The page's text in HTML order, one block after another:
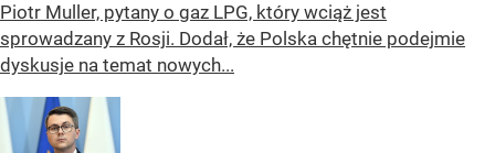
Piotr Muller, pytany o gaz LPG, który wciąż jest
sprowadzany z Rosji. Dodał, że Polska chętnie podejmie
dyskusje na temat nowych...